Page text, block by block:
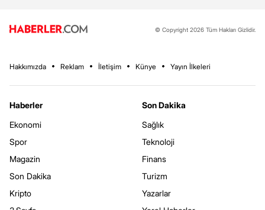
© Copyright 2026 Tüm Hakları Gizlidir.
Hakkımızda Reklam İletişim Künye Yayın İlkeleri
Haberler
Ekonomi
Spor
Magazin
Son Dakika
Kripto
Son Dakika
Sağlık
Teknoloji
Finans
Turizm
Yazarlar